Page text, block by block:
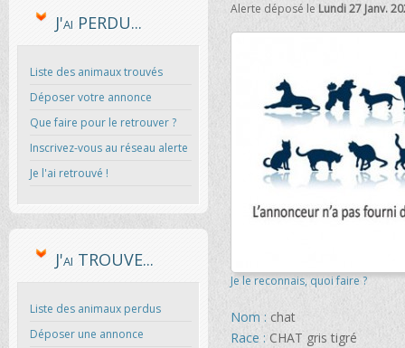
J'ai PERDU...
Liste des animaux trouvés
Déposer votre annonce
Que faire pour le retrouver ?
Inscrivez-vous au réseau alerte
Je l'ai retrouvé !
J'ai TROUVE...
Liste des animaux perdus
Déposer une annonce
Alerte déposé le Lundi 27 Janv.
Je le reconnais, quoi faire ?
Nom : chat
Race : CHAT gris tigré